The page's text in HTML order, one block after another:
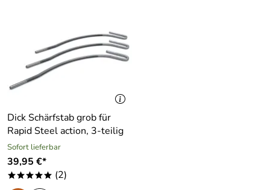
Dick Schärfstab grob für
Rapid Steel action, 3-teilig
Sofort lieferbar
39,95 €*
***** (2)